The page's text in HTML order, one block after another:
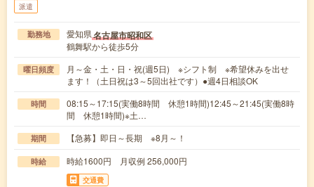
派遣
勤務地 愛知県名古屋市昭和区
鶴舞駅から徒歩5分
曜日頻度
月～金・土・日・祝(週5日) ※シフト制 ※希望休みを出せ
ます！（土日祝は3～5回出社です）●週4日相談OK
時間
08:15～17:15(実働8時間 休憩1時間)12:45～21:45(実働8時
間 休憩1時間)※土…
期間 【急募】即日～長期 ※8月～！
時給 時給1600円 月収例 256,000円
交通費